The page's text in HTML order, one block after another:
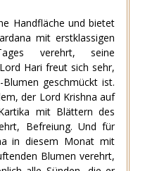
Handfläche und bietet
mit erstklassigen
verehrt, seine
Hari freut sich sehr,
geschmückt ist.
der Lord Krishna auf
mit Blättern des
Befreiung. Und für
in diesem Monat mit
Blumen verehrt,